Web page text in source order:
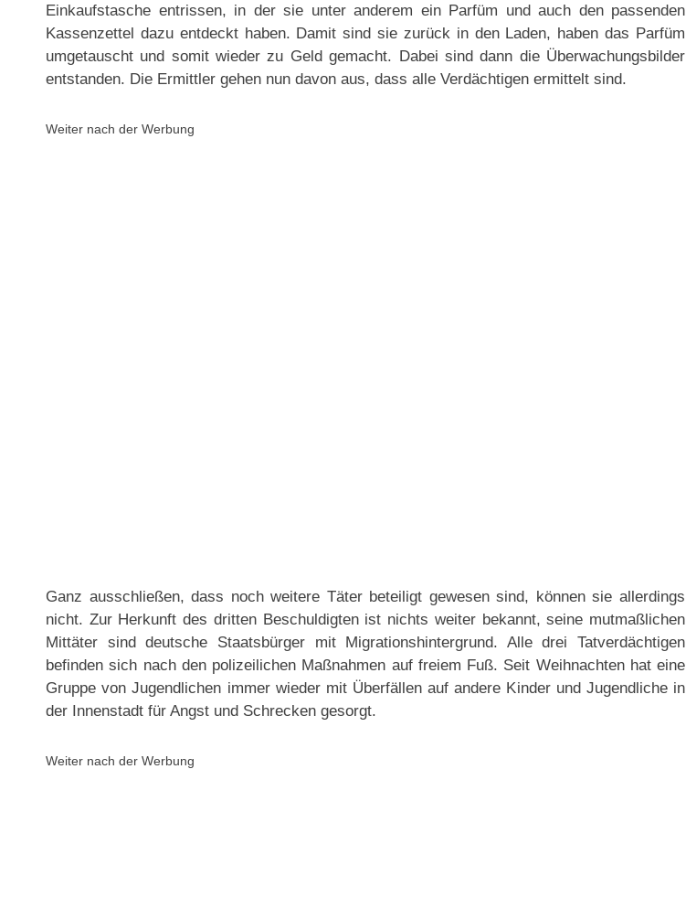
Einkaufstasche entrissen, in der sie unter anderem ein Parfüm und auch den passenden
Kassenzettel dazu entdeckt haben. Damit sind sie zurück in den Laden, haben das Parfüm
umgetauscht und somit wieder zu Geld gemacht. Dabei sind dann die Überwachungsbilder
entstanden. Die Ermittler gehen nun davon aus, dass alle Verdächtigen ermittelt sind.
Weiter nach der Werbung
Ganz ausschließen, dass noch weitere Täter beteiligt gewesen sind, können sie allerdings
nicht. Zur Herkunft des dritten Beschuldigten ist nichts weiter bekannt, seine mutmaßlichen
Mittäter sind deutsche Staatsbürger mit Migrationshintergrund. Alle drei Tatverdächtigen
befinden sich nach den polizeilichen Maßnahmen auf freiem Fuß. Seit Weihnachten hat eine
Gruppe von Jugendlichen immer wieder mit Überfällen auf andere Kinder und Jugendliche in
der Innenstadt für Angst und Schrecken gesorgt.
Weiter nach der Werbung